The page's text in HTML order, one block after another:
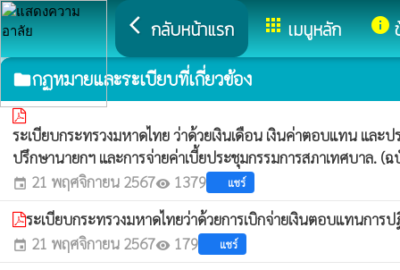
arrow_back_ios กลับหน้าแรก appsเมนูหลัก info
folderกฏหมายและระเบียบที่เกี่ยวข้อง
ระเบียบกระทรวงมหาดไทย ว่าด้วยเงินเดือน เงินค่าตอบแทน แล
ปรึกษานายกฯ และการจ่ายค่าเบี้ยประชุมกรรมการสภาเทศบาล.
event 21 พฤศจิกายน 2567visibility 1379 แชร์
ระเบียบกระทรวงมหาดไทยว่าด้วยการเบิกจ่ายเงินตอบแทนกา
event 21 พฤศจิกายน 2567visibility 179 แชร์